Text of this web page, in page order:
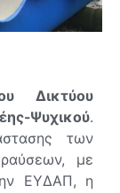
Δικτύου
Ψυχικού.
των
με
ΕΥΔΑΠ, η